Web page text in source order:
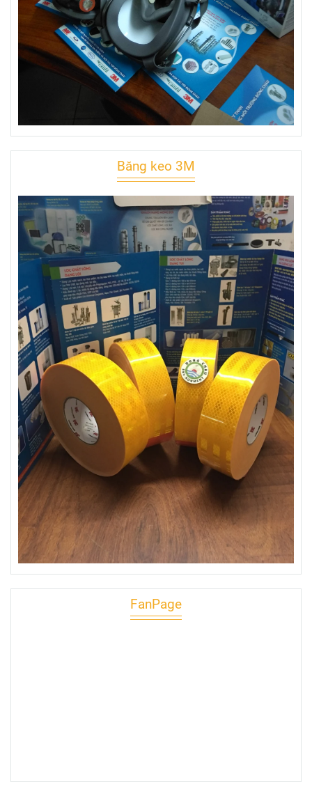
Băng keo 3M
FanPage